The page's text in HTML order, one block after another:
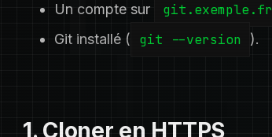
Un compte sur git.exemple.fr
Git installé (
git --version ).
1. Cloner en HTTPS